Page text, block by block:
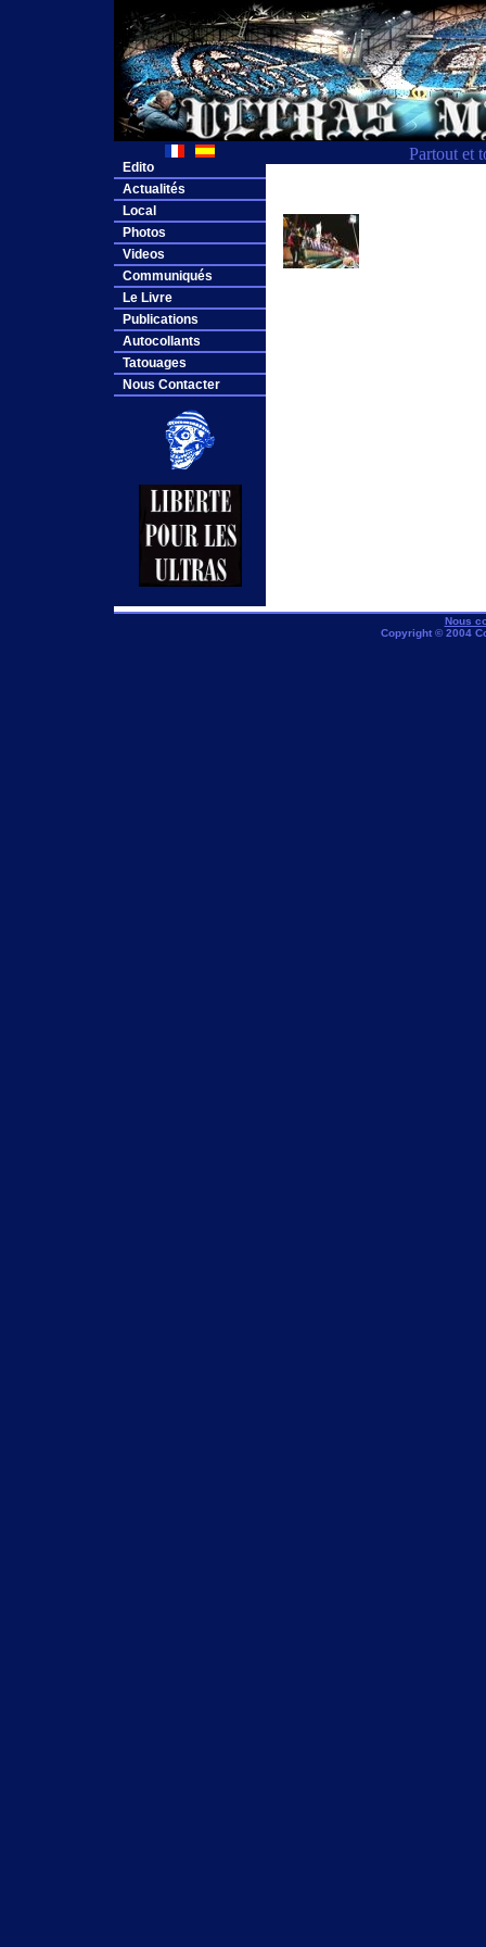
Partout et
Edito
Actualités
Local
Photos
Videos
Communiqués
Le Livre
Publications
Autocollants
Tatouages
Nous Contacter
Nous
Copyright © 2004